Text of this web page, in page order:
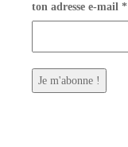
ton adresse e-mail *